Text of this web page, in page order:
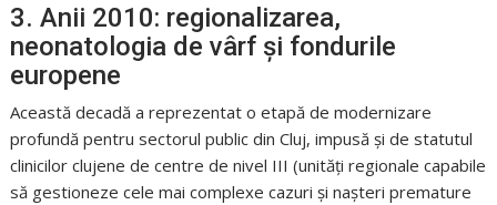
3. Anii 2010: regionalizarea,
neonatologia de vârf și fondurile
europene
Această decadă a reprezentat o etapă de modernizare
profundă pentru sectorul public din Cluj, impusă și de statutul
clinicilor clujene de centre de nivel III (unități regionale capabile
să gestioneze cele mai complexe cazuri și nașteri premature